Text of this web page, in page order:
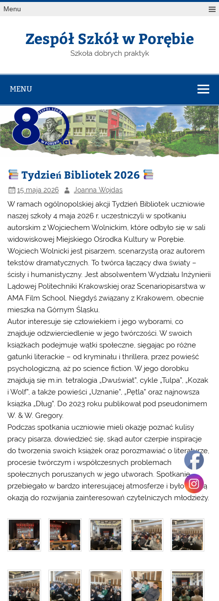
Menu
Zespół Szkół w Porębie
Szkoła dobrych praktyk
MENU
Tydzień Bibliotek 2026
15 maja 2026 Joanna Wojdas
W ramach ogólnopolskiej akcji Tydzień Bibliotek uczniowie
naszej szkoły 4 maja 2026 r. uczestniczyli w spotkaniu
autorskim z Wojciechem Wolnickim, które odbyło się w sali
widowiskowej Miejskiego Ośrodka Kultury w Porębie.
Wojciech Wolnicki jest pisarzem, scenarzystą oraz autorem
tekstów dramatycznych. To twórca łączący dwa światy –
ścisły i humanistyczny. Jest absolwentem Wydziału Inżynierii
Lądowej Politechniki Krakowskiej oraz Scenariopisarstwa w
AMA Film School. Niegdyś związany z Krakowem, obecnie
mieszka na Górnym Śląsku.
Autor interesuje się człowiekiem i jego wyborami, co
znajduje odzwierciedlenie w jego twórczości. W swoich
książkach podejmuje wątki społeczne, sięgając po różne
gatunki literackie – od kryminału i thrillera, przez powieść
psychologiczną, aż po science fiction. W jego dorobku
znajdują się m.in. tetralogia „Dwuświat”, cykle „Tulpa”, „Kozak
i Wolf”, a także powieści „Uznanie”, „Pętla” oraz najnowsza
książka „Dług”. Do 2023 roku publikował pod pseudonimem
W. & W. Gregory.
Podczas spotkania uczniowie mieli okazję poznać kulisy
pracy pisarza, dowiedzieć się, skąd autor czerpie inspiracje
do tworzenia swoich książek oraz porozmawiać o literaturze,
procesie twórczym i współczesnych problemach
społecznych poruszanych w jego utworach. Spotkanie
przebiegało w bardzo interesującej atmosferze i było cenną
okazją do rozwijania zainteresowań czytelniczych młodzieży.